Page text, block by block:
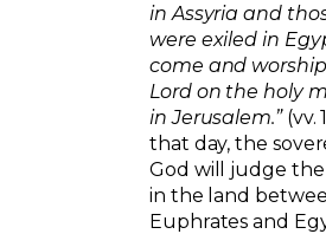
in Assyria and
were exiled in
come and
Lord on the holy
in Jerusalem.”(vv.
that day, the
God will judge
in the land
Euphrates and